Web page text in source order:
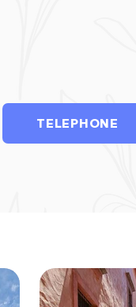
TELEPHONE